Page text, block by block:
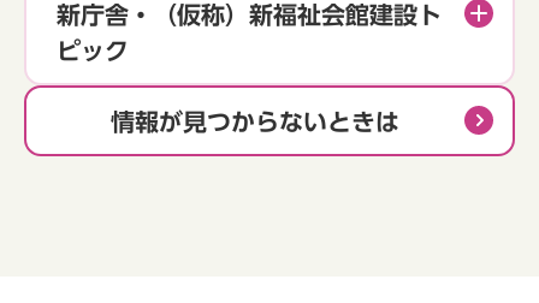
新庁舎・（仮称）新福祉会館建設ト
ピック
情報が見つからないときは